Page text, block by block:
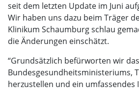
seit dem letzten Update im Juni
Wir haben uns dazu beim Träger
Klinikum Schaumburg schlau
die Änderungen einschätzt.
“Grundsätzlich befürworten wir
Bundesgesundheitsministeriums,
herzustellen und ein